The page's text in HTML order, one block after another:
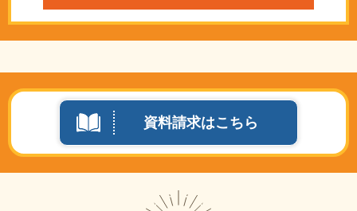
資料請求はこちら